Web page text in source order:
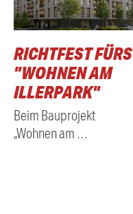
RICHTFEST FÜRS
"WOHNEN AM
ILLERPARK"
Beim Bauprojekt
„Wohnen am …